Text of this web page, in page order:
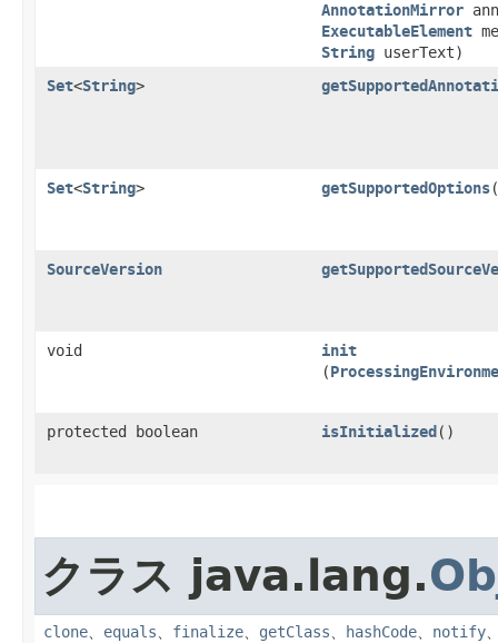
AnnotationMirror
ExecutableElement
String userText)
Set<String>
Set<String> getSupportedOptions
SourceVersion
void init
(
protected boolean isInitialized ()
クラス java.lang.
clone、 equals、 finalize、 getClass、 hashCode、 notify